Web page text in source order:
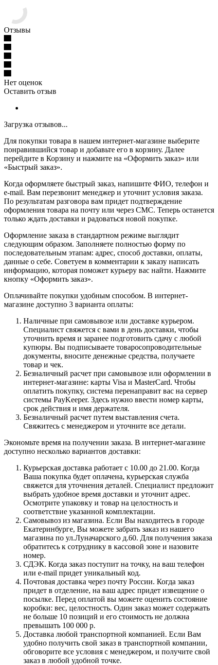
Отзывы
Нет оценок
Оставить отзыв
Загрузка отзывов...
Для покупки товара в нашем интернет-магазине выберите
понравившийся товар и добавьте его в корзину. Далее
перейдите в Корзину и нажмите на «Оформить заказ» или
«Быстрый заказ».
Когда оформляете быстрый заказ, напишите ФИО, телефон и
e-mail. Вам перезвонит менеджер и уточнит условия заказа.
По результатам разговора вам придет подтверждение
оформления товара на почту или через СМС. Теперь останется
только ждать доставки и радоваться новой покупке.
Оформление заказа в стандартном режиме выглядит
следующим образом. Заполняете полностью форму по
последовательным этапам: адрес, способ доставки, оплаты,
данные о себе. Советуем в комментарии к заказу написать
информацию, которая поможет курьеру вас найти. Нажмите
кнопку «Оформить заказ».
Оплачивайте покупки удобным способом. В интернет-
магазине доступно 3 варианта оплаты:
Наличные при самовывозе или доставке курьером.
Специалист свяжется с вами в день доставки, чтобы
уточнить время и заранее подготовить сдачу с любой
купюры. Вы подписываете товаросопроводительные
документы, вносите денежные средства, получаете
товар и чек.
Безналичный расчет при самовывозе или оформлении в
интернет-магазине: карты Visa и MasterCard. Чтобы
оплатить покупку, система перенаправит вас на сервер
системы PayKeeper. Здесь нужно ввести номер карты,
срок действия и имя держателя.
Безналичный расчет путем выставления счета.
Свяжитесь с менеджером и уточните все детали.
Экономьте время на получении заказа. В интернет-магазине
доступно несколько вариантов доставки:
Курьерская доставка работает с 10.00 до 21.00. Когда
Ваша покупка будет оплачена, курьерская служба
свяжется для уточнения деталей. Специалист предложит
выбрать удобное время доставки и уточнит адрес.
Осмотрите упаковку и товар на целостность и
соответствие указанной комплектации.
Самовывоз из магазина. Если Вы находитесь в городе
Екатеринбурге, Вы можете забрать заказ из нашего
магазина по ул.Луначарского д.60. Для получения заказа
обратитесь к сотруднику в кассовой зоне и назовите
номер.
СДЭК. Когда заказ поступит на точку, на ваш телефон
или e-mail придет уникальный код.
Почтовая доставка через почту России. Когда заказ
придет в отделение, на ваш адрес придет извещение о
посылке. Перед оплатой вы можете оценить состояние
коробки: вес, целостность. Один заказ может содержать
не больше 10 позиций и его стоимость не должна
превышать 100 000 р.
Доставка любой транспортной компанией. Если Вам
удобно получить свой заказ в транспортной компании,
обговорите все условия с менеджером, и получите свой
заказ в любой удобной точке.